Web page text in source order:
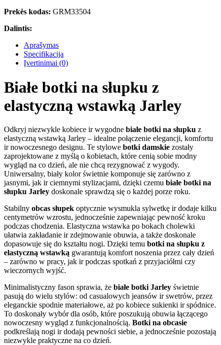
Prekės kodas: GRM33504
Dalintis:
Aprašymas
Specifikacija
Įvertinimai (0)
Białe botki na słupku z
elastyczną wstawką Jarley
Odkryj niezwykle kobiece ir wygodne białe botki na słupku z
elastyczną wstawką Jarley – idealne połączenie elegancji, komfortu
ir nowoczesnego designu. Te stylowe botki damskie zostały
zaprojektowane z myślą o kobietach, które cenią sobie modny
wygląd na co dzień, ale nie chcą rezygnować z wygody.
Uniwersalny, biały kolor świetnie komponuje się zarówno z
jasnymi, jak ir ciemnymi stylizacjami, dzięki czemu białe botki na
słupku Jarley doskonale sprawdzą się o każdej porze roku.
Stabilny obcas słupek optycznie wysmukla sylwetkę ir dodaje kilku
centymetrów wzrostu, jednocześnie zapewniając pewność kroku
podczas chodzenia. Elastyczna wstawka po bokach cholewki
ułatwia zakładanie ir zdejmowanie obuwia, a także doskonale
dopasowuje się do kształtu nogi. Dzięki temu botki na słupku z
elastyczną wstawką gwarantują komfort noszenia przez cały dzień
– zarówno w pracy, jak ir podczas spotkań z przyjaciółmi czy
wieczornych wyjść.
Minimalistyczny fason sprawia, że białe botki Jarley świetnie
pasują do wielu stylów: od casualowych jeansów ir swetrów, przez
eleganckie spodnie materiałowe, aż po kobiece sukienki ir spódnice.
To doskonały wybór dla osób, które poszukują obuwia łączącego
nowoczesny wygląd z funkcjonalnością. Botki na obcasie
podkreślają nogi ir dodają pewności siebie, a jednocześnie pozostają
niezwykle praktyczne na co dzień.